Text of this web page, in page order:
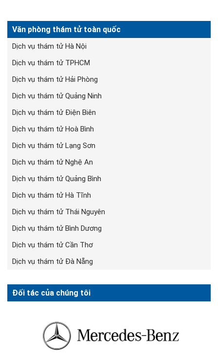
Văn phòng thám tử toàn quốc
Dịch vụ thám tử Hà Nội
Dịch vụ thám tử TPHCM
Dịch vụ thám tử Hải Phòng
Dịch vụ thám tử Quảng Ninh
Dịch vụ thám tử Điện Biên
Dịch vụ thám tử Hoà Bình
Dịch vụ thám tử Lạng Sơn
Dịch vụ thám tử Nghệ An
Dịch vụ thám tử Quảng Bình
Dịch vụ thám tử Hà Tĩnh
Dịch vụ thám tử Thái Nguyên
Dịch vụ thám tử Bình Dương
Dịch vụ thám tử Cần Thơ
Dịch vụ thám tử Đà Nẵng
Đối tác của chúng tôi